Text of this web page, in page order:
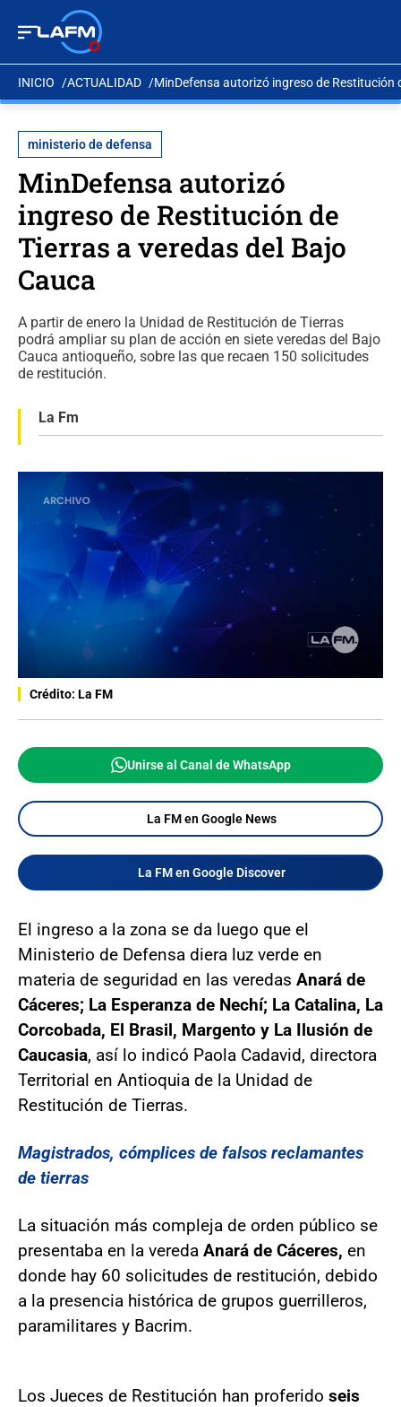
INICIO ACTUALIDAD MinDefensa autorizó ingreso de Restitución
ministerio de defensa
MinDefensa autorizó
ingreso de Restitución de
Tierras a veredas del Bajo
Cauca
A partir de enero la Unidad de Restitución de Tierras
podrá ampliar su plan de acción en siete veredas del Bajo
Cauca antioqueño, sobre las que recaen 150 solicitudes
de restitución.
La Fm
Crédito: La FM
Unirse al Canal de WhatsApp
La FM en Google News
La FM en Google Discover
El ingreso a la zona se da luego que el
Ministerio de Defensa diera luz verde en
materia de seguridad en las veredas Anará de
Cáceres; La Esperanza de Nechí; La Catalina, La
Corcobada, El Brasil, Margento y La Ilusión de
Caucasia, así lo indicó Paola Cadavid, directora
Territorial en Antioquia de la Unidad de
Restitución de Tierras.
Magistrados, cómplices de falsos reclamantes
de tierras
La situación más compleja de orden público se
presentaba en la vereda Anará de Cáceres, en
donde hay 60 solicitudes de restitución, debido
a la presencia histórica de grupos guerrilleros,
paramilitares y Bacrim.
Los Jueces de Restitución han proferido seis